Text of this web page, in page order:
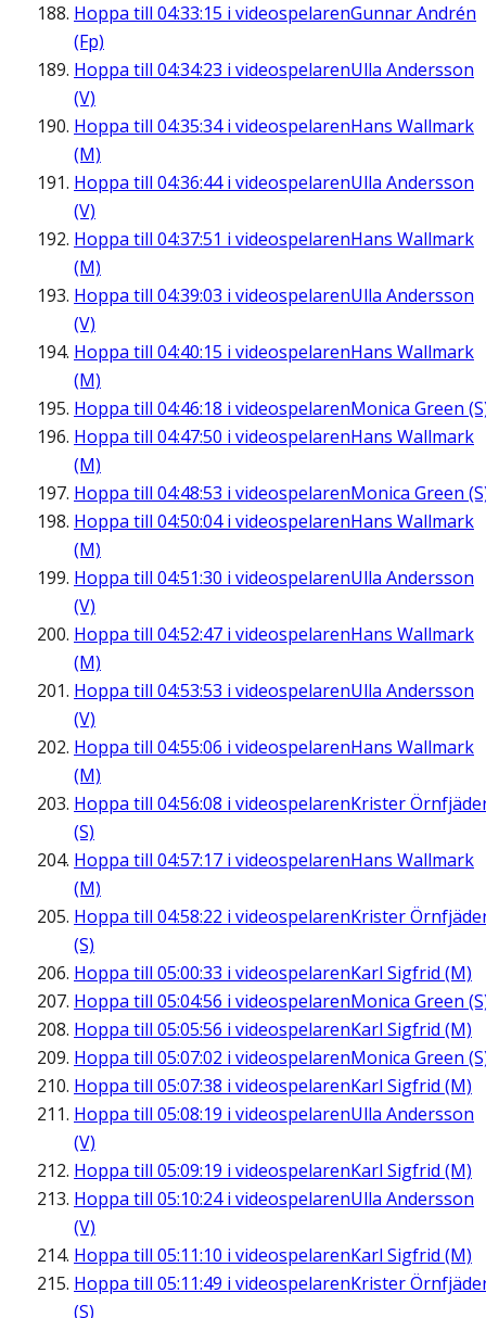
Hoppa till 04:33:15 i videospelarenGunnar Andrén
(Fp)
Hoppa till 04:34:23 i videospelarenUlla Andersson
(V)
Hoppa till 04:35:34i videospelarenHans Wallmark
(M)
Hoppa till 04:36:44i videospelarenUlla Andersson
(V)
Hoppa till 04:37:51 i videospelarenHans Wallmark
(M)
Hoppa till 04:39:03 i videospelarenUlla Andersson
(V)
Hoppa till 04:40:15 i videospelarenHans Wallmark
(M)
Hoppa till 04:46:18 i videospelarenMonica Green
Hoppa till 04:47:50 i videospelarenHans Wallmark
(M)
Hoppa till 04:48:53 i videospelarenMonica Green
Hoppa till 04:50:04i videospelarenHans Wallmark
(M)
Hoppa till 04:51:30 i videospelarenUlla Andersson
(V)
Hoppa till 04:52:47 i videospelarenHans Wallmark
(M)
Hoppa till 04:53:53 i videospelarenUlla Andersson
(V)
Hoppa till 04:55:06 i videospelarenHans Wallmark
(M)
Hoppa till 04:56:08 i videospelarenKrister
(S)
Hoppa till 04:57:17 i videospelarenHans Wallmark
(M)
Hoppa till 04:58:22 i videospelarenKrister
(S)
Hoppa till 05:00:33 i videospelarenKarl Sigfrid (M)
Hoppa till 05:04:56 i videospelarenMonica Green
Hoppa till 05:05:56 i videospelarenKarl Sigfrid (M)
Hoppa till 05:07:02 i videospelarenMonica Green
Hoppa till 05:07:38 i videospelarenKarl Sigfrid (M)
Hoppa till 05:08:19 i videospelarenUlla Andersson
(V)
Hoppa till 05:09:19 i videospelarenKarl Sigfrid (M)
Hoppa till 05:10:24i videospelarenUlla Andersson
(V)
Hoppa till 05:11:10 i videospelarenKarl Sigfrid (M)
Hoppa till 05:11:49 i videospelarenKrister
(S)